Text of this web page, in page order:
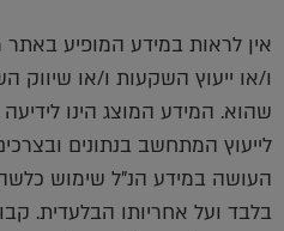
אין לראות במידע המופיע
ו/או ייעוץ השקעות ו/או שיווק
שהוא. המידע המוצג הינו
לייעוץ המתחשב בנתונים
העושה במידע הנ"ל שימוש
בלבד ועל אחריותו הבלעדית.